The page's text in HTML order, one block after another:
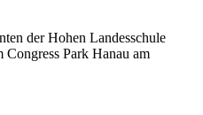
der Hohen Landesschule
Congress Park Hanau am